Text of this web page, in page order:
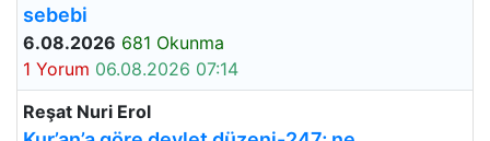
sebebi
6.08.2026 681 Okunma
1 Yorum 06.08.2026 07:14
Reşat Nuri Erol